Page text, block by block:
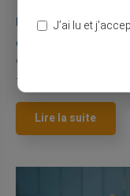
Une carte
existe ?
Vous avez tapé cette
facture 50 € par an
Lire la suite
J’ai lu et